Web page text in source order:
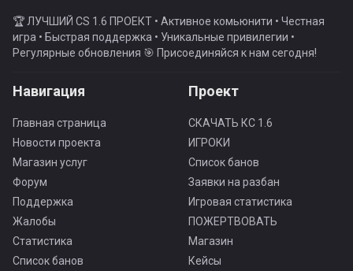
🏆 ЛУЧШИЙ CS 1.6 ПРОЕКТ • Активное комьюнити • Честная
игра • Быстрая поддержка • Уникальные привилегии •
Регулярные обновления 🎯 Присоединяйся к нам сегодня!
Навигация
Главная страница
Новости проекта
Магазин услуг
Форум
Поддержка
Жалобы
Статистика
Список банов
Проект
СКАЧАТЬ КС 1.6
ИГРОКИ
Список банов
Заявки на разбан
Игровая статистика
ПОЖЕРТВОВАТЬ
Магазин
Кейсы